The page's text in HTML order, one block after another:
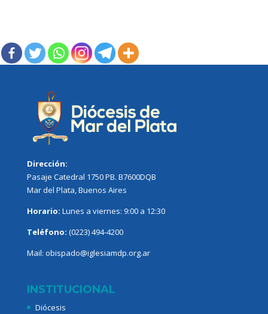
Dirección:
Pasaje Catedral 1750 PB. B7600DQB
Mar del Plata, Buenos Aires
Horario: Lunes a viernes: 9:00 a 12:30
Teléfono: (0223) 494-4200
Mail: obispado@iglesiamdp.org.ar
INSTITUCIONAL
Diócesis